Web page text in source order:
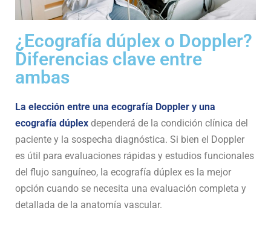
¿Ecografía dúplex o Doppler?
Diferencias clave entre
ambas
La elección entre una ecografía Doppler y una
ecografía dúplex dependerá de la condición clínica del
paciente y la sospecha diagnóstica. Si bien el Doppler
es útil para evaluaciones rápidas y estudios funcionales
del flujo sanguíneo, la ecografía dúplex es la mejor
opción cuando se necesita una evaluación completa y
detallada de la anatomía vascular.